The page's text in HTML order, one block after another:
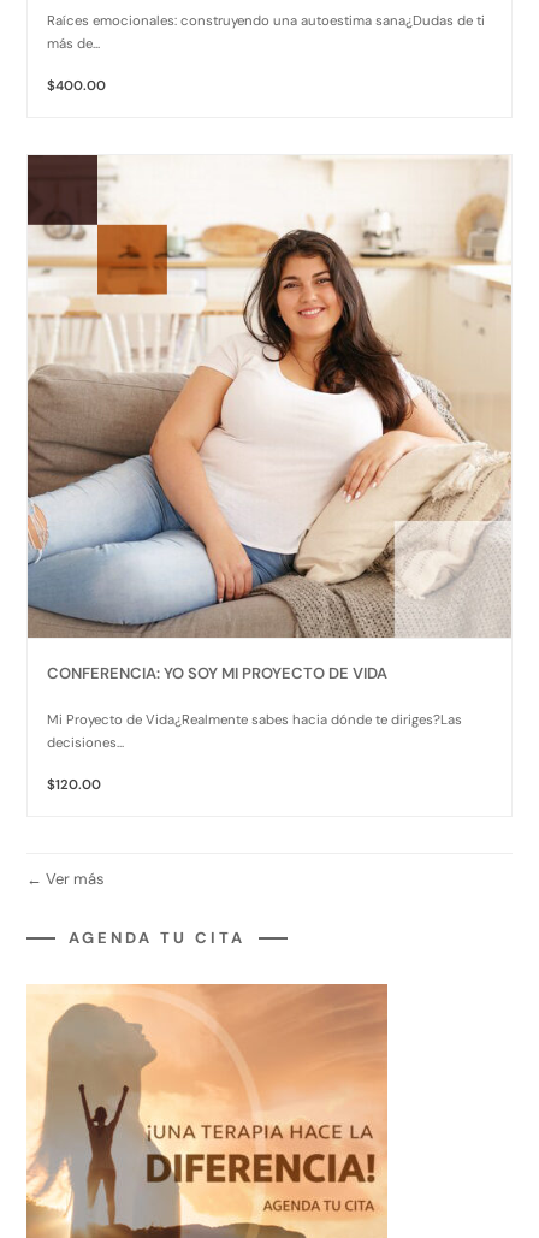
Raíces emocionales: construyendo una autoestima sana¿Dudas de ti
más de...
$400.00
CONFERENCIA: YO SOY MI PROYECTO DE VIDA
Mi Proyecto de Vida¿Realmente sabes hacia dónde te diriges?Las
decisiones...
$120.00
Ver más
AGENDA TU CITA